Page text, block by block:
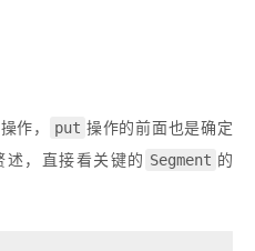
操作， put 操作的前面也是确定
述，直接看关键的 Segment 的